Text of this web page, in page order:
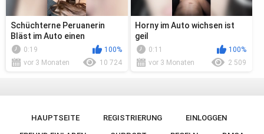
Schüchterne Peruanerin
Bläst im Auto einen
deutschen
0:19
100%
vor 3 Monaten
10 724
Horny im Auto wichsen ist
geil
0:11
100%
vor 3 Monaten
2 509
HAUPTSEITE REGISTRIERUNG
EINLOGGEN